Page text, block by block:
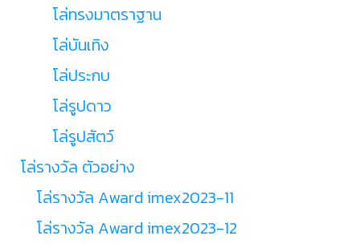
โล่ทรงมาตราฐาน
โล่บันเทิง
โล่ประกบ
โล่รูปดาว
โล่รูปสัตว์
โล่รางวัล ตัวอย่าง
โล่รางวัล Award imex2023-11
โล่รางวัล Award imex2023-12